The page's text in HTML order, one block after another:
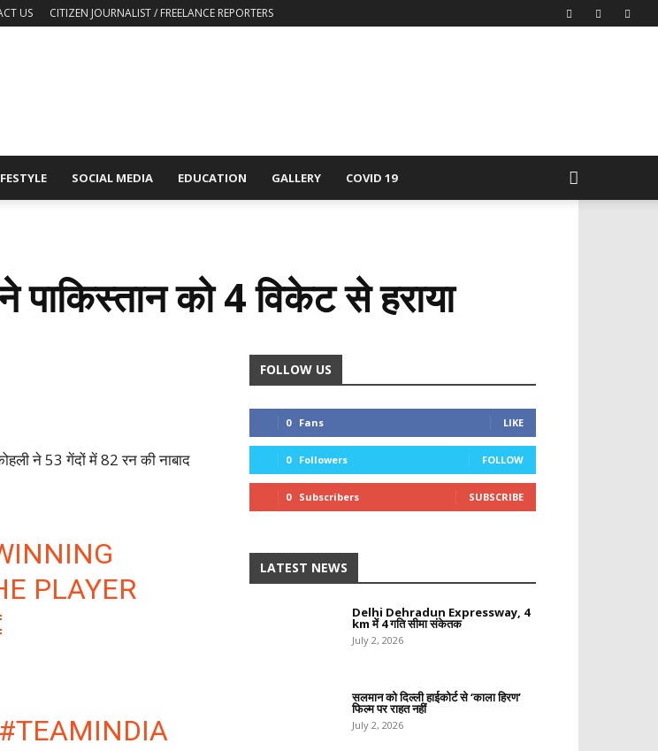
US CITIZEN JOURNALIST / FREELANCE REPORTERS
SOCIAL MEDIA EDUCATION GALLERY COVID 19
ने पाकिस्तान को 4 विकेट से हराया
ने 53 गेंदों में 82 रन की नाबाद
PLAYER
#TEAMINDIA
FOLLOW US
0 Fans LIKE
0 Followers FOLLOW
0 Subscribers SUBSCRIBE
LATEST NEWS
Delhi Dehradun Expressway, 4
km में 4 गति सीमा संकेतक
July 2, 2026
सलमान को दिल्ली हाईकोर्ट से ‘काला हिरण’
फिल्म पर राहत नहीं
July 2, 2026